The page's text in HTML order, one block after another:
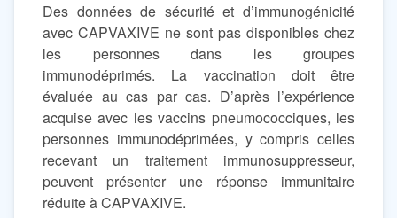
Des données de sécurité et d’immunogénicité
avec CAPVAXIVE ne sont pas disponibles chez
les personnes dans les groupes
immunodéprimés. La vaccination doit être
évaluée au cas par cas. D’après l’expérience
acquise avec les vaccins pneumococciques, les
personnes immunodéprimées, y compris celles
recevant un traitement immunosuppresseur,
peuvent présenter une réponse immunitaire
réduite à CAPVAXIVE.